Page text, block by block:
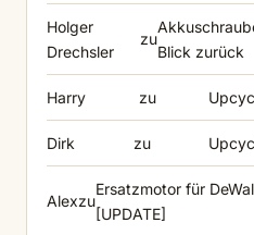
Holger
Drechsler
zu
Blick zurück
Harry zu
Dirk zu
Alexzu
Ersatzmotor für
[UPDATE]